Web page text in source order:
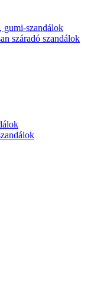
gumi-szandálok
száradó szandálok